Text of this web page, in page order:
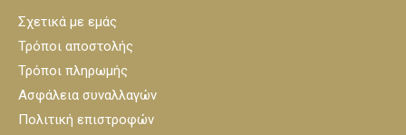
Σχετικά με εμάς
Τρόποι αποστολής
Τρόποι πληρωμής
Ασφάλεια συναλλαγών
Πολιτική επιστροφών